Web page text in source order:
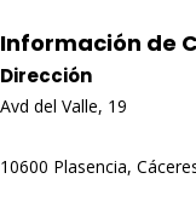
Información de
Dirección
Avd del Valle, 19
10600 Plasencia,